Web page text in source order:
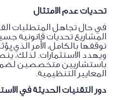
تحديات عدم الامتثال
في حال تجاهل المتطلبات
المشاريع تحديات قانونية
توقفها بالكامل، الأمر الذي
ويهدد الاستثمارات. لذلك،
باستشاريين متخصصين
المعايير التنظيمية.
دور التقنيات الحديثة في